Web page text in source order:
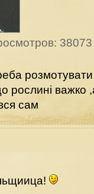
38073
розмотувати
важко
сам